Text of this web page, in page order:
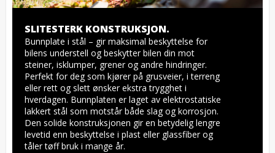
SLITESTERK KONSTRUKSJON.
Bunnplate i stål – gir maksimal beskyttelse for
bilens understell og beskytter bilen din mot
steiner, isklumper, grener og andre hindringer.
Perfekt for deg som kjører på grusveier, i terreng
eller rett og slett ønsker ekstra trygghet i
hverdagen. Bunnplaten er laget av elektrostatiske
lakkert stål som motstår både slag og korrosjon.
Den solide konstruksjonen gir en betydelig lengre
levetid enn beskyttelse i plast eller glassfiber og
tåler tøff bruk i mange år.